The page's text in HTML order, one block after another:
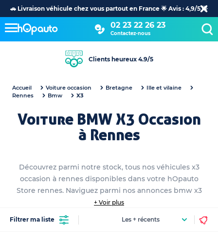
🚗 Livraison véhicule chez vous partout en France 🌟 Avis : 4,9/5 🌟
02 23 22 26 23
Contactez-nous
Clients heureux 4.9/5
Accueil Voiture occasion Bretagne
Ille et vilaine
Rennes
Bmw X3
Voiture BMW X3 Occasion
à Rennes
Découvrez parmi notre stock, tous nos véhicules x3
occasion à rennes disponibles dans votre hOpauto
Store rennes. Naviguez parmi nos annonces bmw x3
occasion détaillées et sélectionnez le véhicule qui vous
correspond. En quelques clics comparez tous les bmw
x3 occasion que nous avons en stock. En stock ou sur
+ Voir plus
Filtrer ma liste